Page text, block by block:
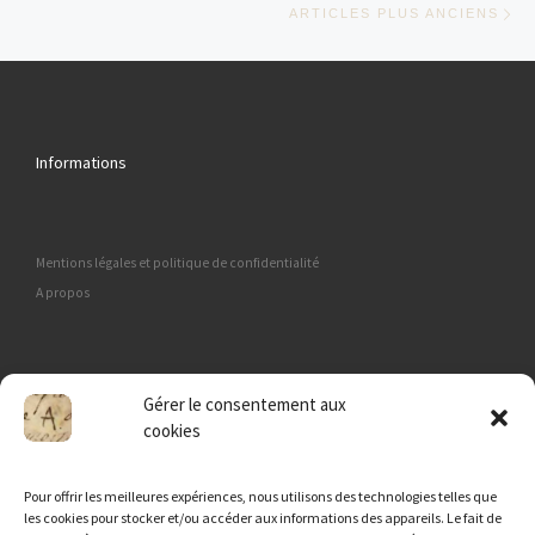
Gérer le consentement aux
cookies
Pour offrir les meilleures expériences, nous utilisons des technologies telles que
les cookies pour stocker et/ou accéder aux informations des appareils. Le fait de
ARTICLES PLUS ANCIENS
Informations
Mentions légales et politique de confidentialité
A propos
Membre de Généatech